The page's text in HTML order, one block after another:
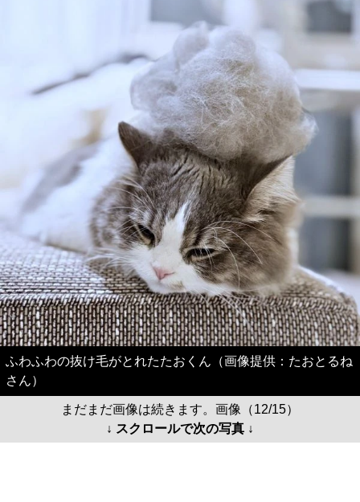
ふわふわの抜け毛がとれたたおくん（画像提供：たおとるね
さん）
まだまだ画像は続きます。画像（12/15）
↓ スクロールで次の写真 ↓